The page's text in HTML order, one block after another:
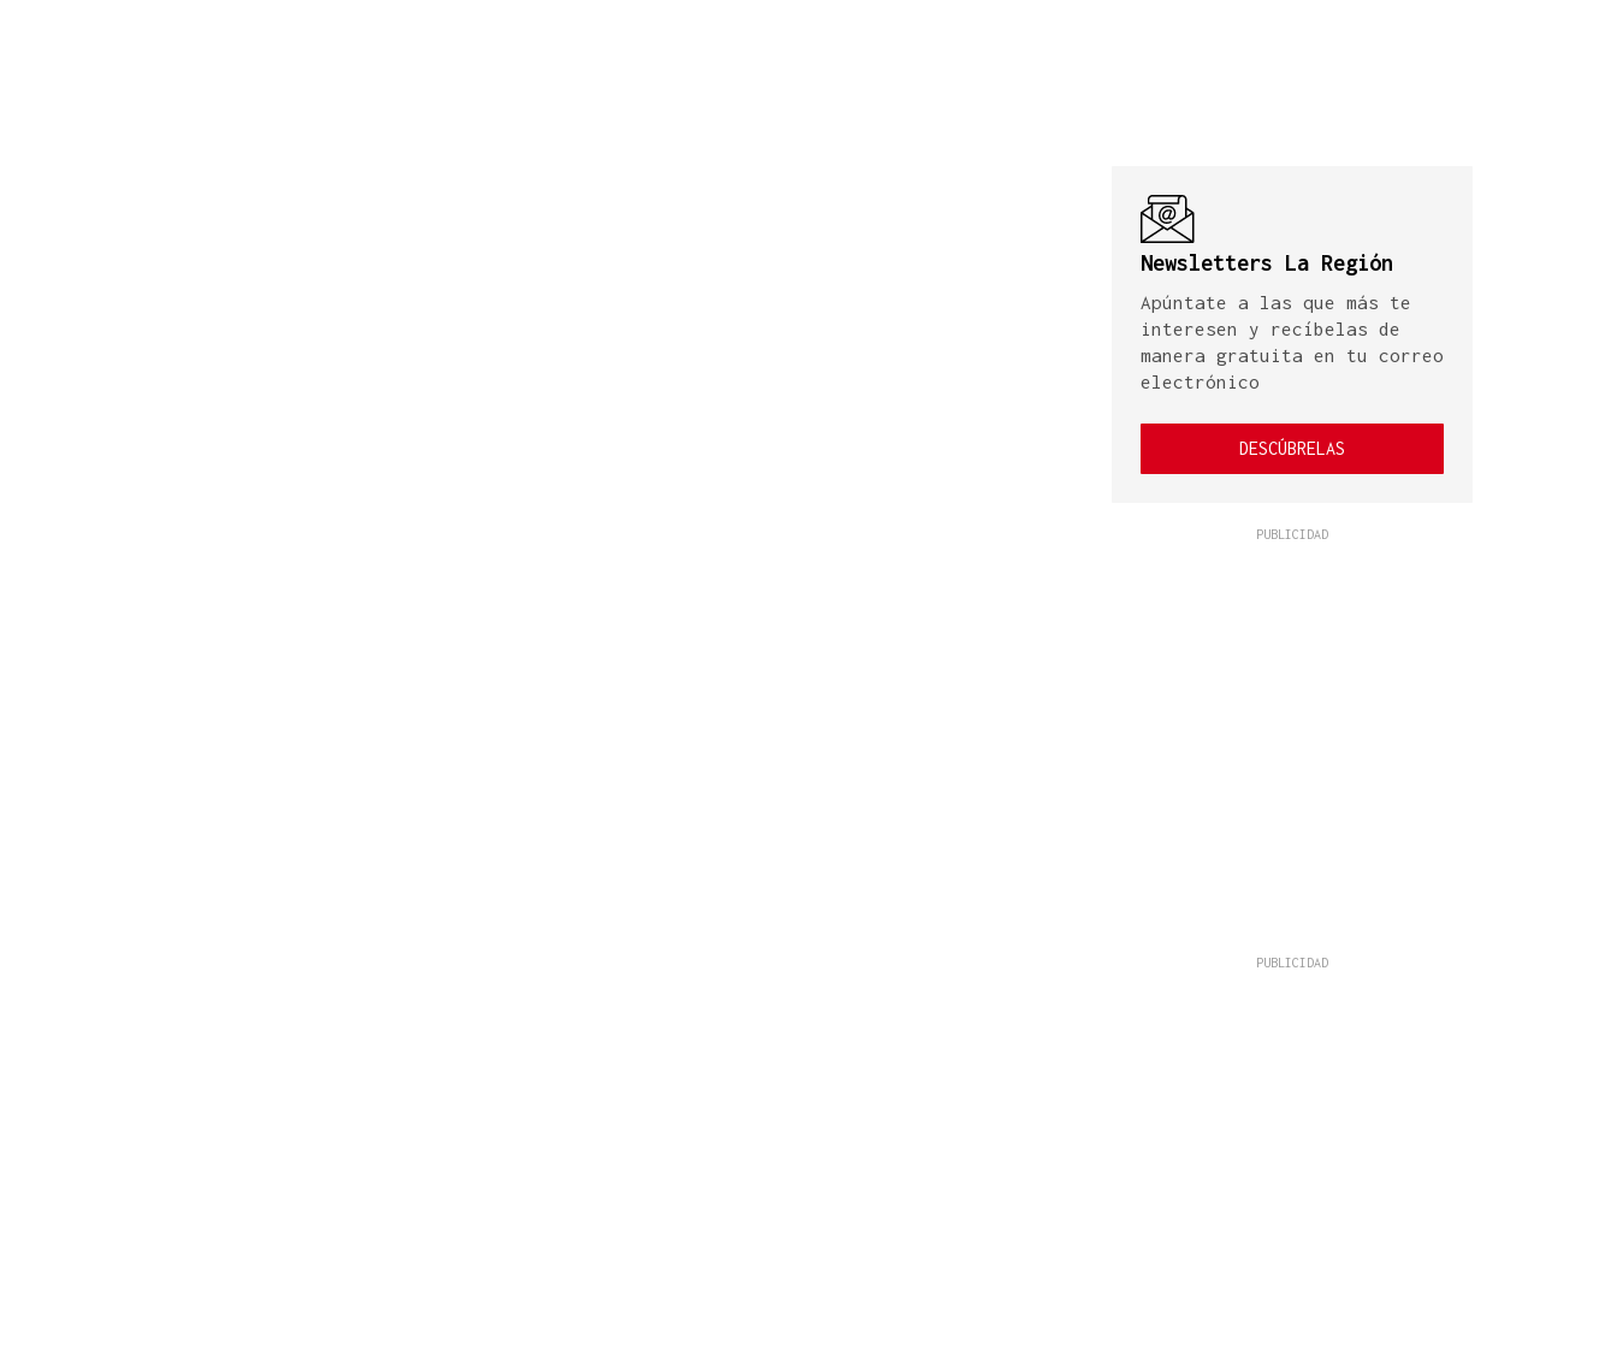
Newsletters La Región
Apúntate a las que más te
interesen y recíbelas de
manera gratuita en tu correo
electrónico
DESCÚBRELAS